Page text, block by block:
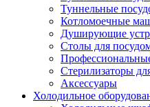
Туннельные
Котломоечные
Душирующие
Столы для
Стерилизаторы
Аксессуары
Холодильное